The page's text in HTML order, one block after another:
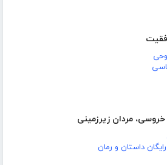
مردان زیرزمینی
داستان و رمان